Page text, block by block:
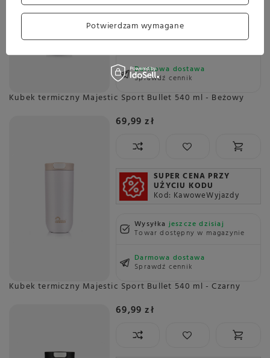
Darmowa dostawa
Sprawdź cennik
Kubek termiczny Majestic Sport Bullet 540 ml - Beżowy
69,99 zł
SUPER CENA PRZY
UŻYCIU KODU
Kod: KawoweWyjazdy
Wysyłkajeszcze dzisiaj
Towar dostępny w magazynie
Darmowa dostawa
Sprawdź cennik
Kubek termiczny Majestic Sport Bullet 540 ml - Czarny
69,99 zł
Potwierdzam wymagane